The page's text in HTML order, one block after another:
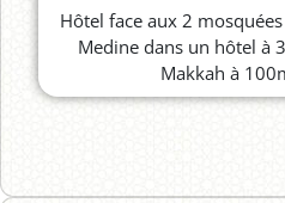
Hôtel face aux 2
Medine dans un hôtel à
Makkah à